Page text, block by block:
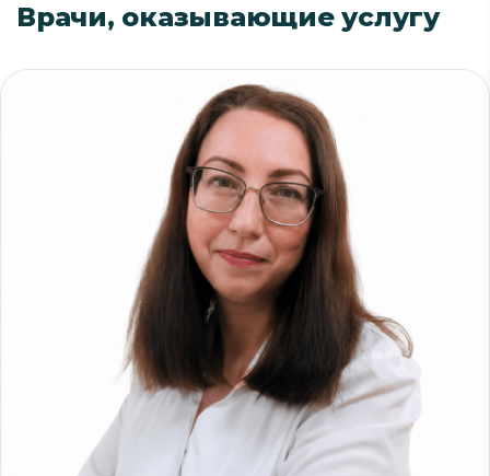
Врачи, оказывающие услугу